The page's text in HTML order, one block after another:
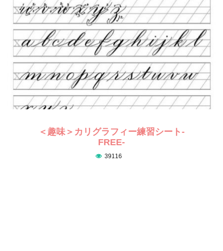
＜趣味＞カリグラフィー練習シート-
FREE-
39116